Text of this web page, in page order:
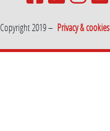
Copyright 2019 – Privacy & cookies